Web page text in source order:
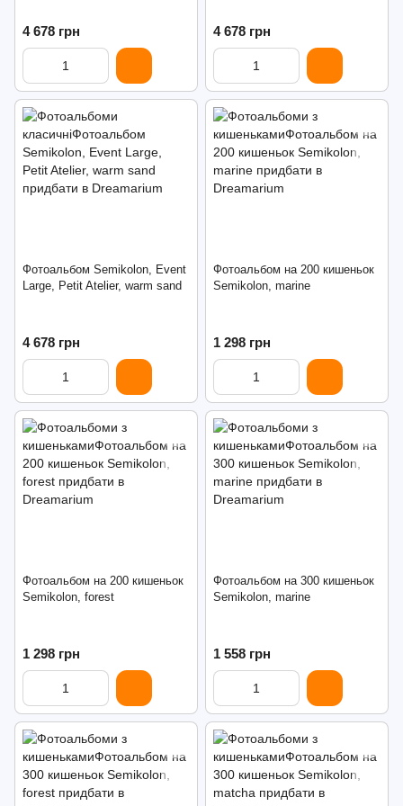
4 678 грн 4 678 грн
Фотоальбом Semikolon, Event
Large, Petit Atelier, warm sand
4 678 грн
Фотоальбом на 200 кишеньок
Semikolon, marine
1 298 грн
Фотоальбом на 200 кишеньок
Semikolon, forest
1 298 грн
Фотоальбом на 300 кишеньок
Semikolon, marine
1 558 грн